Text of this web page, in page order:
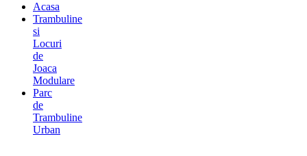
Acasa
Trambuline
si
Locuri
de
Joaca
Modulare
Parc
de
Trambuline
Urban